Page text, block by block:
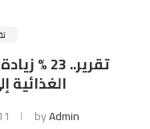
تقرير..
الغذائية
byAdmin